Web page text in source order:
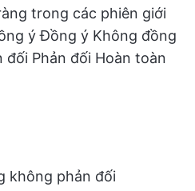
trong các phiên giới
ý Đồng ý Không đồng
Phản đối Hoàn toàn
không phản đối